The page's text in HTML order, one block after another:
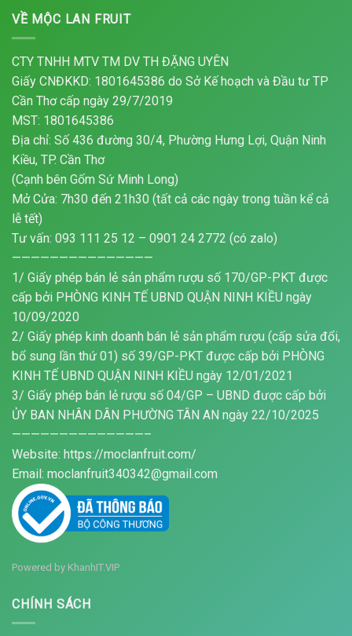
VỀ MỘC LAN FRUIT
CTY TNHH MTV TM DV TH ĐẶNG UYÊN
Giấy CNĐKKD: 1801645386 do Sở Kế hoạch và Đầu tư TP
Cần Thơ cấp ngày 29/7/2019
MST: 1801645386
Địa chỉ: Số 436 đường 30/4, Phường Hưng Lợi, Quận Ninh
Kiều, TP. Cần Thơ
(Cạnh bên Gốm Sứ Minh Long)
Mở Cửa: 7h30 đến 21h30 (tất cả các ngày trong tuần kể cả
lễ tết)
Tư vấn: 093 111 25 12 – 0901 24 2772 (có zalo)
———————————————
1/ Giấy phép bán lẻ sản phẩm rượu số 170/GP-PKT được
cấp bởi PHÒNG KINH TẾ UBND QUẬN NINH KIỀU ngày
10/09/2020
2/ Giấy phép kinh doanh bán lẻ sản phẩm rượu (cấp sửa đổi,
bổ sung lần thứ 01) số 39/GP-PKT được cấp bởi PHÒNG
KINH TẾ UBND QUẬN NINH KIỀU ngày 12/01/2021
3/ Giấy phép bán lẻ rượu số 04/GP – UBND được cấp bởi
ỦY BAN NHÂN DÂN PHƯỜNG TÂN AN ngày 22/10/2025
——————————————–
Website: https://moclanfruit.com/
Email: moclanfruit340342@gmail.com
Powered by KhanhIT.VIP
CHÍNH SÁCH